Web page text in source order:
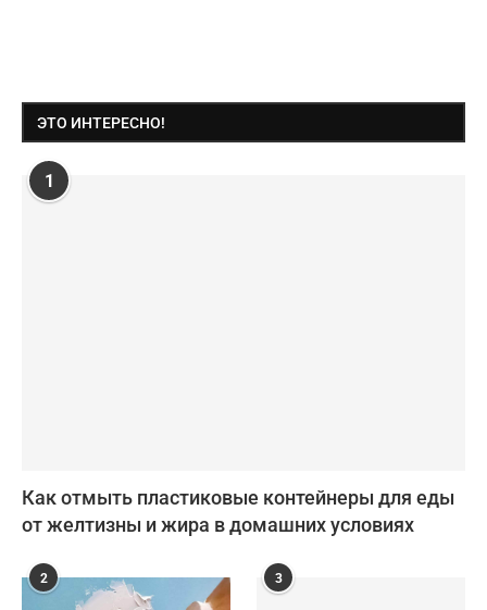
ЭТО ИНТЕРЕСНО!
1
Как отмыть пластиковые контейнеры для еды
от желтизны и жира в домашних условиях
2 3